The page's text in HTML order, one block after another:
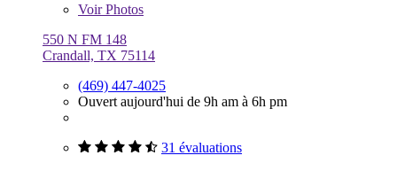
VoirPhotos
550 N FM 148
Crandall, TX 75114
(469) 447-4025
Ouvert aujourd'hui de 9h am à 6h pm
31 évaluations